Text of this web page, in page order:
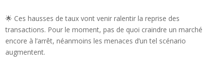
🌟 Ces hausses de taux vont venir ralentir la reprise des
transactions. Pour le moment, pas de quoi craindre un marché
encore à l’arrêt, néanmoins les menaces d’un tel scénario
augmentent.